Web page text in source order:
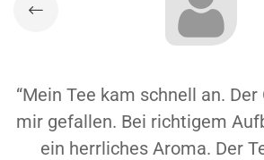
“Mein Tee kam schnell an.
mir gefallen. Bei richtigem
ein herrliches Aroma. Der